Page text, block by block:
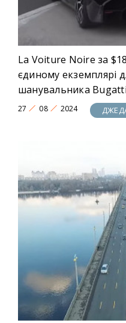
La Voiture Noire за
єдиному екземплярі
шанувальника Bugatti
27 08 2024